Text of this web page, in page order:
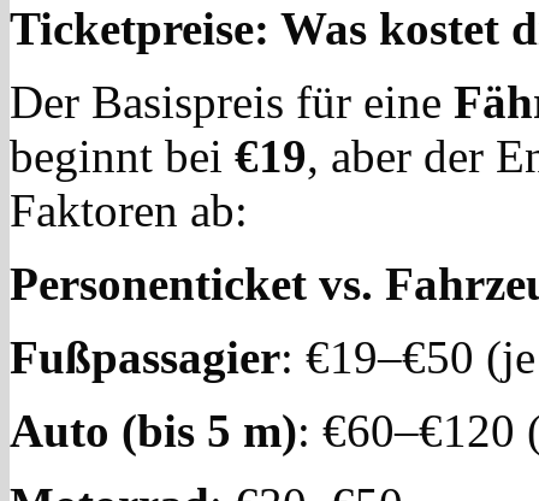
Ticketpreise: Was kostet
Der Basispreis für eine
beginnt bei €19, aber der
Faktoren ab:
Personenticket vs.
Fußpassagier: €19–€50
Auto (bis 5 m): €60–€120